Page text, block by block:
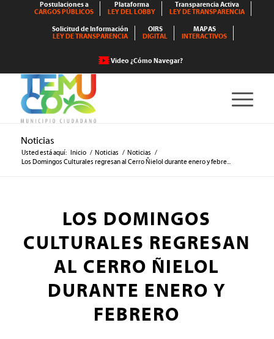
Postulaciones a
CARGOS PÚBLICOS
Plataforma
LEY DEL LOBBY
Transparencia Activa
LEY DE TRANSPARENCIA
Solicitud de Información
LEY DE TRANSPARENCIA
OIRS
DIGITAL
MAPAS
INTERACTIVOS
Video ¿Cómo Navegar?
Noticias
Usted está aquí: Inicio / Noticias / Noticias /
Los Domingos Culturales regresan al Cerro Ñielol durante enero y febre...
LOS DOMINGOS
CULTURALES REGRESAN
AL CERRO ÑIELOL
DURANTE ENERO Y
FEBRERO